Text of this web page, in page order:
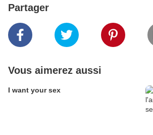
Partager
Vous aimerez aussi
I want your sex